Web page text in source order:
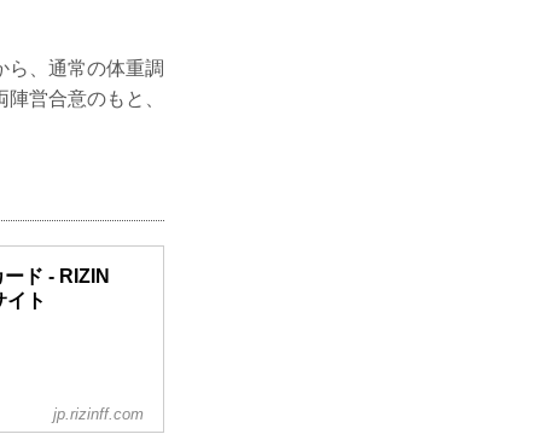
ら、通常の体重調
営合意のもと、
ド - RIZIN
イト
jp.rizinff.com